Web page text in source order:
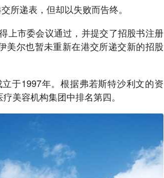
所递表，但却以失败而告终。
上市委会议通过，并提交了招股书注册
美尔也暂未重新在港交所递交新的招股
于1997年。根据弗若斯特沙利文的资
美容机构集团中排名第四。